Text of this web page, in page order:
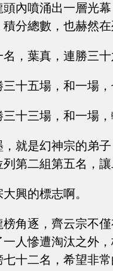
頭內噴涌出一層光
積分總數，也赫然
名，葉真，連勝三
三十五場，和一場
三十三場，和一場
，就是幻神宗的弟
第二組第五名，
興的標志啊。
榜角逐，齊云宗不
人慘遭淘汰之外
十二名，希望非